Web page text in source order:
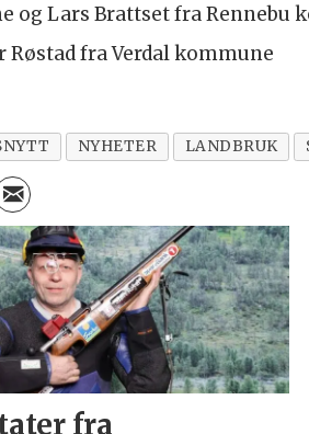
og Lars Brattset fra Rennebu
Røstad fra Verdal kommune
NYHETER LANDBRUK
fra